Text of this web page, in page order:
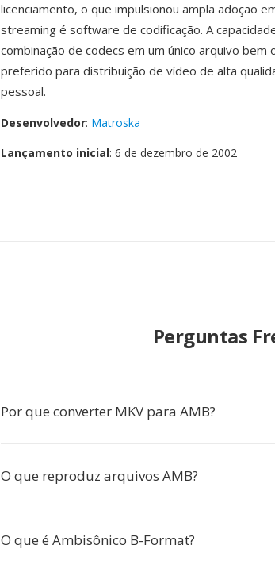
licenciamento, o que impulsionou ampla adoção
streaming é software de codificação. A
combinação de codecs em um único arquivo
preferido para distribuição de vídeo de alta
pessoal.
Desenvolvedor: Matroska
Lançamento inicial: 6 de dezembro de 2002
Perguntas
Por que converter MKV para AMB?
O que reproduz arquivos AMB?
O que é Ambisônico B-Format?